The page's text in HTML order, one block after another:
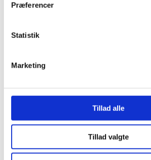
Præferencer
Statistik
Marketing
Tillad alle
Tillad valgte
Begivenhed billede
begivenhed. Billedet må
mb. Og du kan bruge følgende